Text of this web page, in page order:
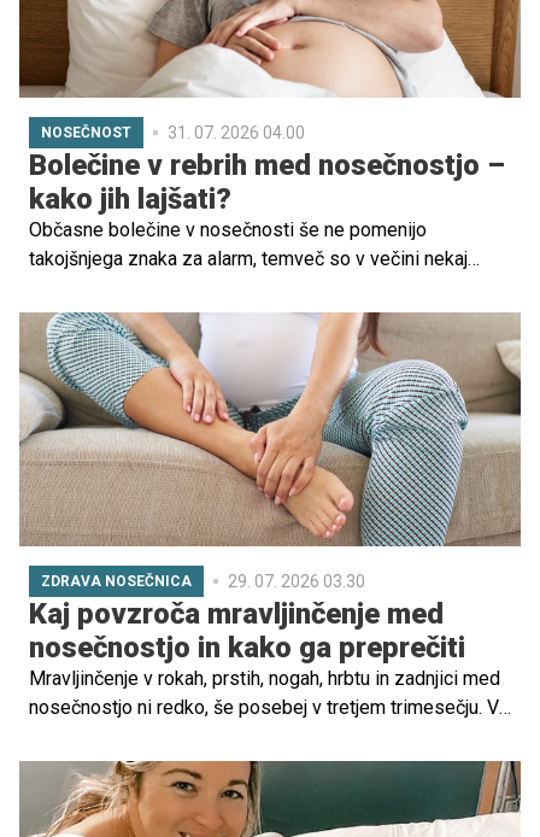
NOSEČNOST 31. 07. 2026 04.00
Bolečine v rebrih med nosečnostjo –
kako jih lajšati?
Občasne bolečine v nosečnosti še ne pomenijo
takojšnjega znaka za alarm, temveč so v večini nekaj
telo pa doživlja še mnogokatero drugo spremembo. Ena
pogostejših bolečin je tista v predelu reber. Kdaj k
zdravniku in kako si pomagati?
ZDRAVA NOSEČNICA 29. 07. 2026 03.30
Kaj povzroča mravljinčenje med
nosečnostjo in kako ga preprečiti
Mravljinčenje v rokah, prstih, nogah, hrbtu in zadnjici med
nosečnostjo ni redko, še posebej v tretjem trimesečju. V
hormonskih sprememb in telesnih prilagoditev. Vendar pa
obstajajo primeri, ko je treba obiskati zdravnika.
Preberite, zakaj se pojavlja mravljinčenje in katere rešitve